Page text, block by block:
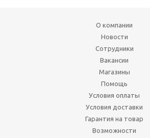
О компании
Новости
Сотрудники
Вакансии
Магазины
Помощь
Условия оплаты
Условия доставки
Гарантия на товар
Возможности